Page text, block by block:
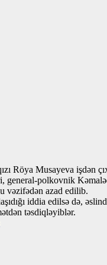
Röya Musayeva işdən
polkovnik
vəzifədən azad edilib.
iddia edilsə də,
təsdiqləyiblər.